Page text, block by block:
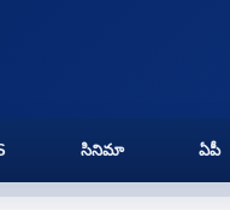
సినిమా ఏపీ